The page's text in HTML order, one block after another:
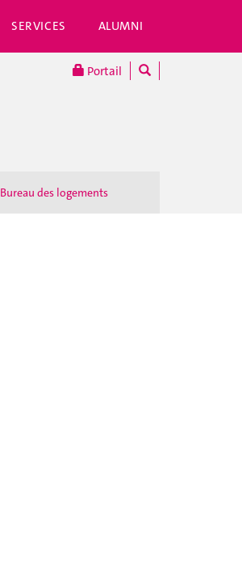
SERVICES ALUMNI
Portail
Bureau des logements